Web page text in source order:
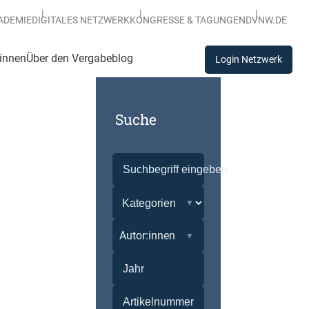
DIGITALES NETZWERKKONGRESSE & TAGUNGENDVNW.DE
Über den Vergabeblog Login Netzwerk
Suche
Autor:innen